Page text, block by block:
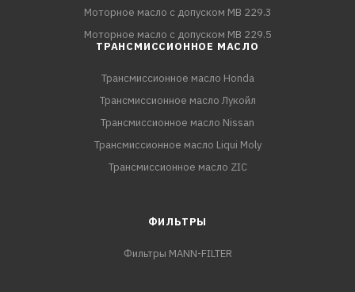
Моторное масло с допуском MB 229.3
Моторное масло с допуском MB 229.5
ТРАНСМИССИОННОЕ МАСЛО
Трансмиссионное масло Honda
Трансмиссионное масло Лукойл
Трансмиссионное масло Nissan
Трансмиссионное масло Liqui Moly
Трансмиссионное масло ZIC
ФИЛЬТРЫ
Фильтры MANN-FILTER